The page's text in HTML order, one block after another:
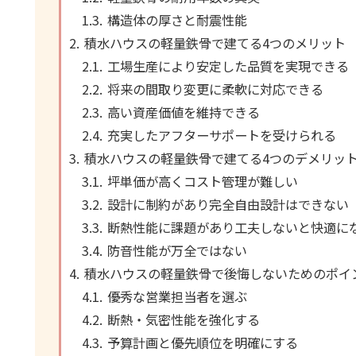
構造体の厚さと耐震性能
積水ハウスの軽量鉄骨で建てる4つのメリット
工場生産により安定した品質を実現できる
将来の間取り変更に柔軟に対応できる
高い資産価値を維持できる
充実したアフターサポートを受けられる
積水ハウスの軽量鉄骨で建てる4つのデメリット
坪単価が高くコスト管理が難しい
設計に制約があり完全自由設計はできない
断熱性能に課題があり工夫しないと快適に
防音性能が万全ではない
積水ハウスの軽量鉄骨で後悔しないためのポイ
優秀な営業担当者を選ぶ
断熱・気密性能を強化する
予算計画と優先順位を明確にする